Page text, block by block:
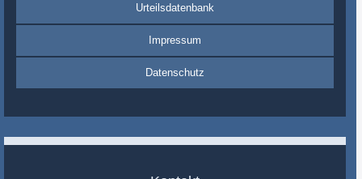
Urteilsdatenbank
Impressum
Datenschutz